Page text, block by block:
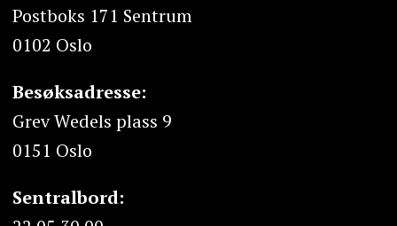
Postboks 171 Sentrum
0102 Oslo
Besøksadresse:
Grev Wedels plass 9
0151 Oslo
Sentralbord: